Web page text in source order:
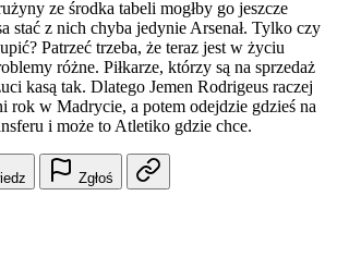
ze środka tabeli mogłby go jeszcze
stać z nich chyba jedynie Arsenał. Tylko czy
Patrzeć trzeba, że teraz jest w życiu
różne. Piłkarze, którzy są na sprzedaż
kasą tak. Dlatego Jemen Rodrigeus raczej
rok w Madrycie, a potem odejdzie gdzieś na
i może to Atletiko gdzie chce.
Zgłoś